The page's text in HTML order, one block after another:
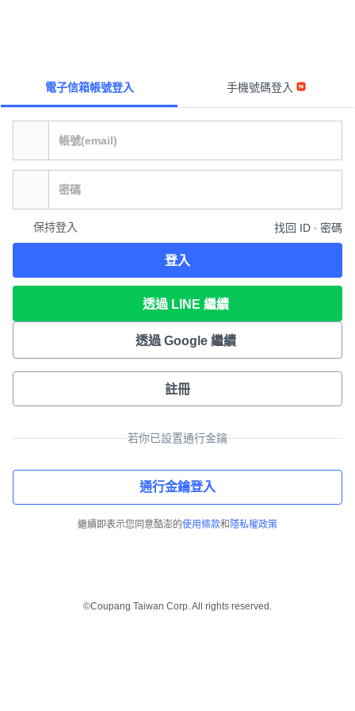
電子信箱帳號登入 手機號碼登入
保持登入 找回 ID ∙ 密碼
登入
透過 LINE 繼續
透過 Google 繼續
註冊
若你已設置通行金鑰
通行金鑰登入
繼續即表示您同意酷澎的使用條款和 隱私權政策
©Coupang Taiwan Corp. All rights reserved.